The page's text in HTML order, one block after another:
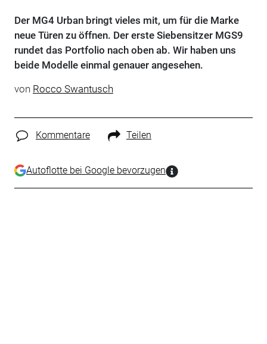
Der MG4 Urban bringt vieles mit, um für die Marke
neue Türen zu öffnen. Der erste Siebensitzer MGS9
rundet das Portfolio nach oben ab. Wir haben uns
beide Modelle einmal genauer angesehen.
von Rocco Swantusch
Kommentare Teilen
Autoflotte bei Google bevorzugen